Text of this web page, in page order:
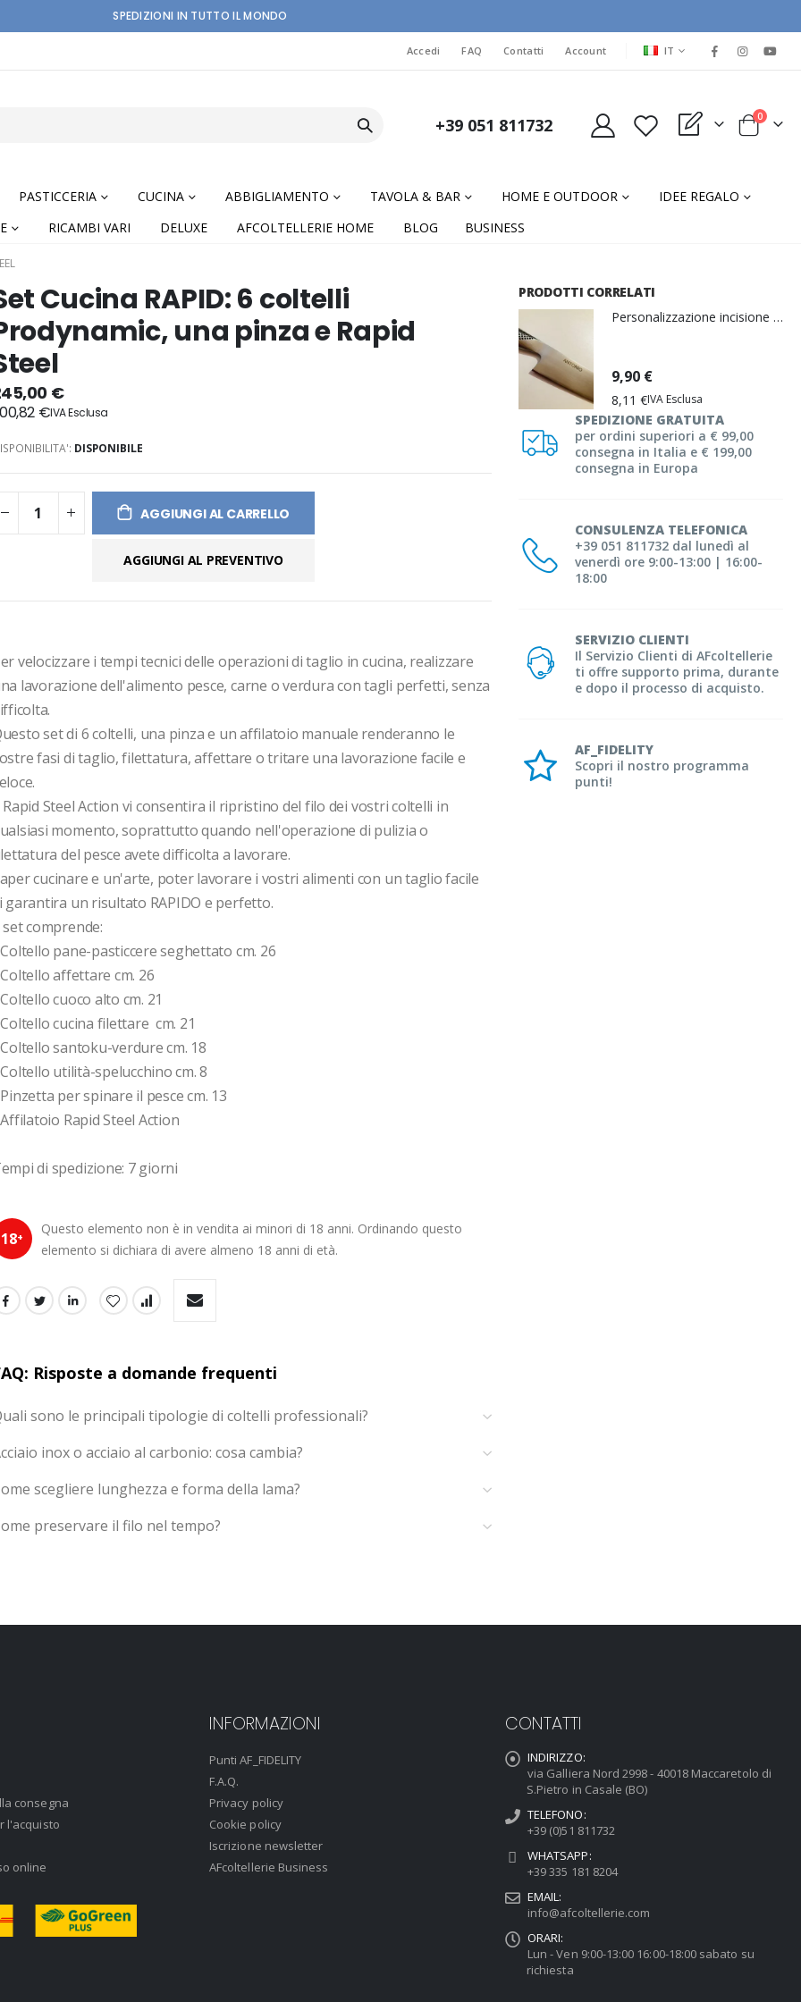
SPEDIZIONI IN TUTTO IL MONDO
Accedi FAQ Contatti Account LINGUA
IT
+39 051 811732 My Quote Cart
0elementi
PASTICCERIA CUCINA ABBIGLIAMENTO TAVOLA & BAR HOME E OUTDOOR
IDEE REGALO
RICAMBI VARI DELUXE AFCOLTELLERIE HOME BLOG BUSINESS
PRODOTTI CORRELATI
Personalizzazione incisione al laser
9,90 €
8,11 €
SPEDIZIONE GRATUITA
per ordini superiori a € 99,00
consegna in Italia e € 199,00
consegna in Europa
CONSULENZA TELEFONICA
+39 051 811732 dal lunedì al
venerdì ore 9:00-13:00 | 16:00-
18:00
SERVIZIO CLIENTI
Il Servizio Clienti di AFcoltellerie
ti offre supporto prima, durante
e dopo il processo di acquisto.
AF_FIDELITY
Scopri il nostro programma
punti!
Cucina RAPID: 6 coltelli
una pinza e Rapid
€
€
DISPONIBILE
AGGIUNGI AL CARRELLO
AGGIUNGI AL PREVENTIVO
velocizzare i tempi tecnici delle operazioni di taglio in cucina, realizzare
lavorazione dell'alimento pesce, carne o verdura con tagli perfetti, senza
set di 6 coltelli, una pinza e un affilatoio manuale renderanno le
fasi di taglio, filettatura, affettare o tritare una lavorazione facile e
Rapid Steel Action vi consentira il ripristino del filo dei vostri coltelli in
momento, soprattutto quando nell'operazione di pulizia o
del pesce avete difficolta a lavorare.
cucinare e un'arte, poter lavorare i vostri alimenti con un taglio facile
garantira un risultato RAPIDO e perfetto.
set comprende:
pane-pasticcere seghettato cm. 26
affettare cm. 26
cuoco alto cm. 21
cucina filettare  cm. 21
santoku-verdure cm. 18
utilità-spelucchino cm. 8
per spinare il pesce cm. 13
Rapid Steel Action
di spedizione: 7 giorni
18+
Questo elemento non è in vendita ai minori di 18 anni. Ordinando questo
elemento si dichiara di avere almeno 18 anni di età.
Risposte a domande frequenti
sono le principali tipologie di coltelli professionali?
inox o acciaio al carbonio: cosa cambia?
scegliere lunghezza e forma della lama?
preservare il filo nel tempo?
consegna
l'acquisto
online
INFORMAZIONI
Punti AF_FIDELITY
F.A.Q.
Privacy policy
Cookie policy
Iscrizione newsletter
AFcoltellerie Business
CONTATTI
INDIRIZZO:
via Galliera Nord 2998 - 40018 Maccaretolo di
S.Pietro in Casale (BO)
TELEFONO:
+39 (0)51 811732
WHATSAPP:
+39 335 181 8204
EMAIL:
info@afcoltellerie.com
ORARI:
Lun - Ven 9:00-13:00 16:00-18:00 sabato su
richiesta